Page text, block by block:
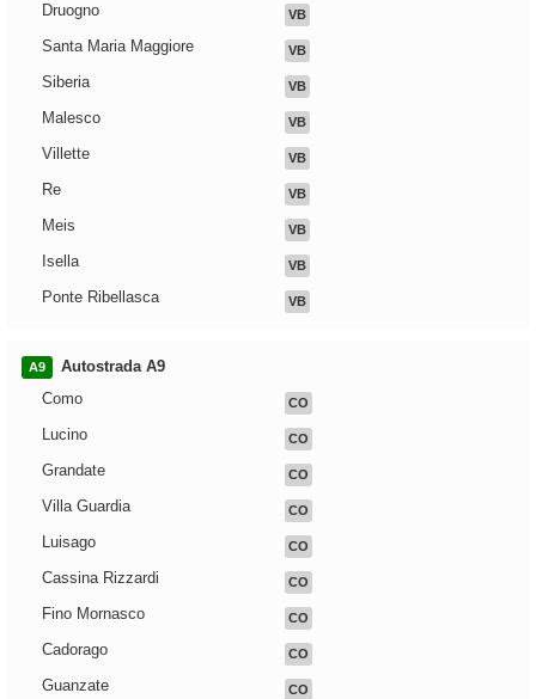
Druogno VB
Santa Maria Maggiore VB
Siberia VB
Malesco VB
Villette VB
Re VB
Meis VB
Isella VB
Ponte Ribellasca VB
A9
Autostrada A9
Como
CO
Lucino CO
Grandate CO
Villa Guardia CO
Luisago CO
Cassina Rizzardi CO
Fino Mornasco CO
Cadorago CO
Guanzate CO